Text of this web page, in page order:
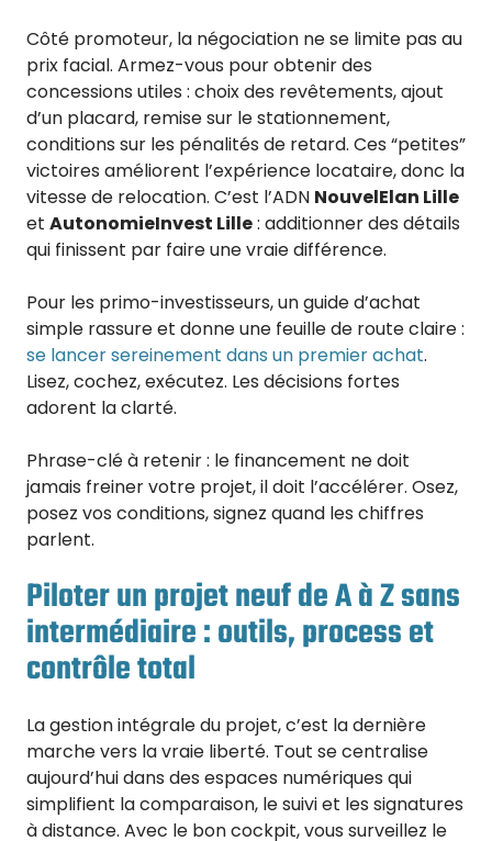
Côté promoteur, la négociation ne se limite pas au
prix facial. Armez-vous pour obtenir des
concessions utiles : choix des revêtements, ajout
d’un placard, remise sur le stationnement,
conditions sur les pénalités de retard. Ces “petites”
victoires améliorent l’expérience locataire, donc la
vitesse de relocation. C’est l’ADN NouvelElan Lille
et AutonomieInvest Lille: additionner des détails
qui finissent par faire une vraie différence.
Pour les primo-investisseurs, un guide d’achat
simple rassure et donne une feuille de route claire :
se lancer sereinement dans un premier achat.
Lisez, cochez, exécutez. Les décisions fortes
adorent la clarté.
Phrase-clé à retenir : le financement ne doit
jamais freiner votre projet, il doit l’accélérer. Osez,
posez vos conditions, signez quand les chiffres
parlent.
Piloter un projet neuf de A à Z sans
intermédiaire : outils, process et
contrôle total
La gestion intégrale du projet, c’est la dernière
marche vers la vraie liberté. Tout se centralise
aujourd’hui dans des espaces numériques qui
simplifient la comparaison, le suivi et les signatures
à distance. Avec le bon cockpit, vous surveillez le